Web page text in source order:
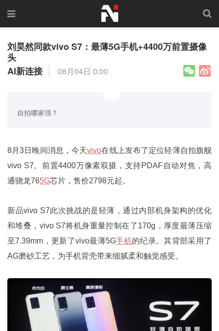
刘昊然同款vivo S7：最薄5G手机+4400万前置摄像
头
AI新连接
08月04日 0:00
自拍哪家强？
8月3日晚间消息，今天vivo在线上发布了定位轻薄自拍旗舰
vivo S7。前置4400万像素双摄，支持PDAF自动对焦，高
通骁龙765G芯片，售价2798元起。
新品vivo S7此次挑战的是轻薄，通过内部机身架构的优化
和堆叠，vivo S7将机身重量控制在了170g，厚度最薄压缩
至7.39mm，更新了vivo最薄5G手机的纪录。其背部采用了
AG磨砂工艺，为手机背壳带来细腻柔和触觉感受。